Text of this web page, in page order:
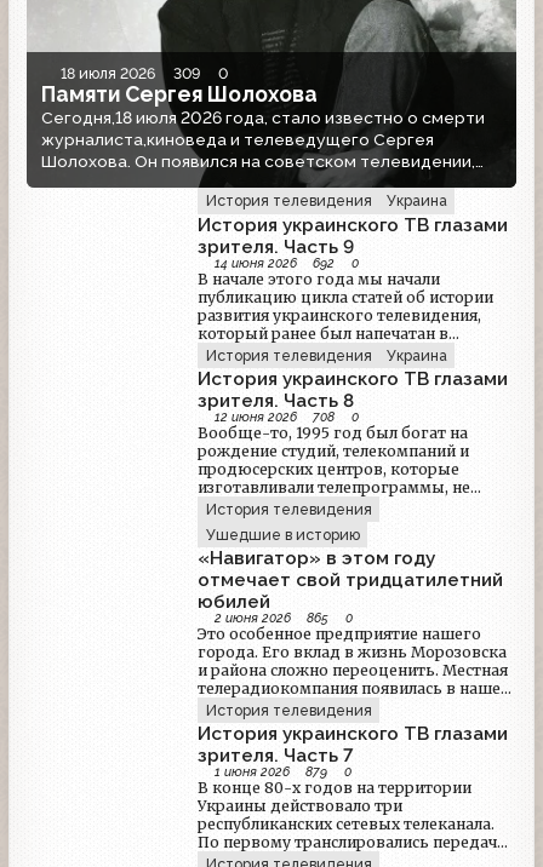
18 июля 2026 309 0
Памяти Сергея Шолохова
Сегодня,18 июля 2026 года, стало известно о смерти
журналиста,киноведа и телеведущего Сергея
Шолохова. Он появился на советском телевидении,
когда привычный ландшафт эфира еще хранил
монументальную чопорность, но подземные толчки
перестройки уже меняли все вокруг. Сергей Шолохов
стал не просто голосом новой эпохи — он стал ее
интеллигентным лицом. Сергей Шолохов родился в
Ленинграде 27 сентября 1958 года.
История телевидения Украина
История украинского ТВ глазами
зрителя. Часть 9
14 июня 2026 692 0
В начале этого года мы начали
публикацию цикла статей об истории
развития украинского телевидения,
который ранее был напечатан в
журнале Mediasat и автором которого
является медиа-эксперт Борис
Скуратовский. Материал будет
интересен многим читателям,
поскольку он подается с точки зрения
рядового телезрителя. Важно: все
данные, используемые в публикации,
актуальны по состоянию на октябрь
2011 года.
История телевидения Украина
История украинского ТВ глазами
зрителя. Часть 8
12 июня 2026 708 0
Вообще-то, 1995 год был богат на
рождение студий, телекомпаний и
продюсерских центров, которые
изготавливали телепрограммы, не
претендуя, по крайней мере изначально,
на отдельный телеканал.
Программного продукта для того,
чтобы полностью заполнить канал,
хватало не у всех, да и свободных
каналов не было. То есть телевидение, в
том числе и коммерческие каналы,
начали понемногу разделяться на
«broadcasting» и «production».
История телевидения
Ушедшие в историю
«Навигатор» в этом году
отмечает свой тридцатилетний
юбилей
2 июня 2026 865 0
Это особенное предприятие нашего
города. Его вклад в жизнь Морозовска
и района сложно переоценить. Местная
телерадиокомпания появилась в нашем
маленьком городе в 90-е годы, когда
еще не было интернета, имела просто
огромное значение. Это была основа
для мгновенного распространения
актуальных новостей на местечковом
уровне. Люди могли узнавать о
событиях, которые непосредственно
касались их жизни — от культурных
мероприятий до политических
История телевидения
История украинского ТВ глазами
зрителя. Часть 7
1 июня 2026 879 0
В конце 80-х годов на территории
Украины действовало три
республиканских сетевых телеканала.
По первому транслировались передачи
ЦТ-1 из Москвы, второй был